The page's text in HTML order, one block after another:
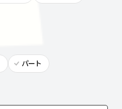
パート